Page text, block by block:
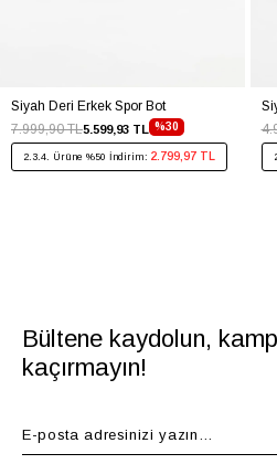
Siyah Deri Erkek Spor Bot
%30
5.599,93 TL
7.999,90 TL
2.3.4. Ürüne %50 İndirim: 2.799,97 TL
Bültene kaydolun,
kaçırmayın!